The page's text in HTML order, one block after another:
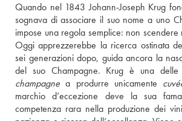
Quando nel 1843 Johann-Joseph Krug
sognava di associare il suo nome a uno
impose una regola semplice: non scendere
Oggi apprezzerebbe la ricerca ostinata
sei generazioni dopo, guida ancora la
del suo Champagne. Krug è una delle
champagne a produrre unicamente
marchio d’eccezione deve la sua
competenza rara nella produzione dei